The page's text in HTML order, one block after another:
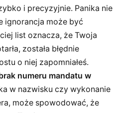
i precyzyjnie. Panika nie
ignorancja może być
list oznacza, że Twoja
została błędnie
o niej zapomniałeś.
numeru mandatu w
w nazwisku czy wykonanie
może spowodować, że